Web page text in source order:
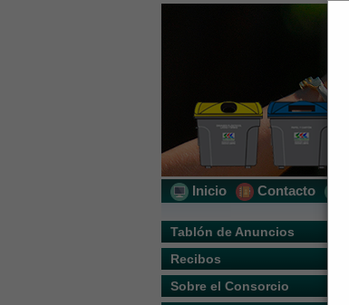
Inicio Contacto
Tablón de Anuncios
Recibos
Sobre el Consorcio